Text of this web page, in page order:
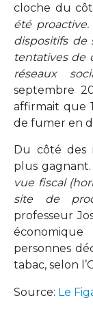
cloche du
été
dispositifs de
tentatives de
réseaux
septembre
affirmait que
de fumer en
Du côté des
plus gagnant.
vue fiscal
site de
professeur
personnes
tabac, selon
Source: Le